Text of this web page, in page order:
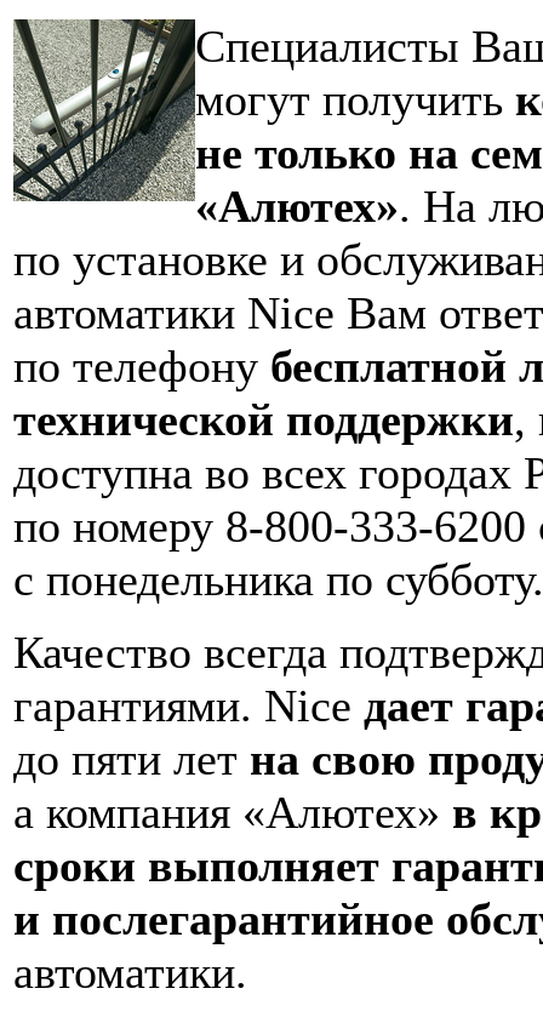
Специалисты
могут получить
не только на
«Алютех». На
по установке и
автоматики Nice Вам
по телефону бесплатной
технической поддержки,
доступна во всех городах
по номеру 8-800-333-6200
с понедельника по субботу.
Качество всегда
гарантиями. Nice дает
до пяти лет на свою
а компания «Алютех» в
сроки выполняет
и послегарантийное
автоматики.